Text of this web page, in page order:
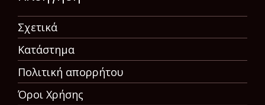
Σχετικά
Κατάστημα
Πολιτική απορρήτου
Όροι Χρήσης